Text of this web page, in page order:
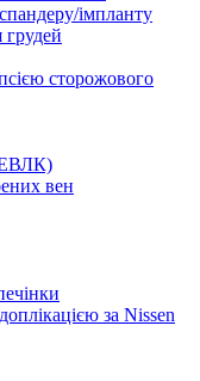
імпланту
сторожового
вен
за Nissen